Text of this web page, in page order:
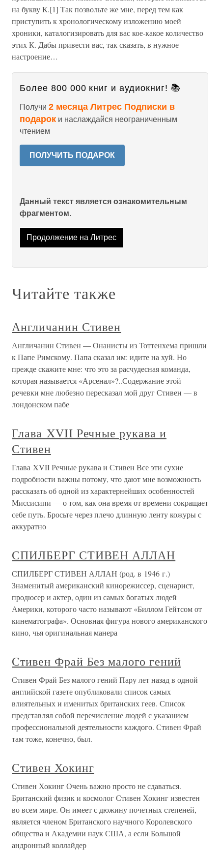
на букву К.[1] Так позвольте же мне, перед тем как
приступить к хронологическому изложению моей
хроники, каталогизировать для вас кое-какое количество
этих К. Дабы привести вас, так сказать, в нужное
настроение…
Более 800 000 книг и аудиокниг! 📚
Получи 2 месяца Литрес Подписки в
подарок и наслаждайся неограниченным
чтением
ПОЛУЧИТЬ ПОДАРОК
Данный текст является ознакомительным
фрагментом.
Продолжение на Литрес
Читайте также
Англичанин Стивен
Англичанин Стивен — Онанисты из Тоттенхема пришли
к Папе Римскому. Папа сказал им: идите на хуй. Но
прежде скажите мне: что это за расчудесная команда,
которая называется «Арсенал»?..Содержание этой
речевки мне любезно пересказал мой друг Стивен — в
лондонском пабе
Глава XVII Речные рукава и
Стивен
Глава XVII Речные рукава и Стивен Все эти сухие
подробности важны потому, что дают мне возможность
рассказать об одной из характернейших особенностей
Миссисипи — о том, как она время от времени сокращает
себе путь. Бросьте через плечо длинную ленту кожуры с
аккуратно
СПИЛБЕРГ СТИВЕН АЛЛАН
СПИЛБЕРГ СТИВЕН АЛЛАН (род. в 1946 г.)
Знаменитый американский кинорежиссер, сценарист,
продюсер и актер, один из самых богатых людей
Америки, которого часто называют «Биллом Гейтсом от
кинематографа». Основная фигура нового американского
кино, чья оригинальная манера
Стивен Фрай Без малого гений
Стивен Фрай Без малого гений Пару лет назад в одной
английской газете опубликовали список самых
влиятельных и именитых британских геев. Список
представлял собой перечисление людей с указанием
профессиональной деятельности каждого. Стивен Фрай
там тоже, конечно, был.
Стивен Хокинг
Стивен Хокинг Очень важно просто не сдаваться.
Британский физик и космолог Стивен Хокинг известен
во всем мире. Он имеет с дюжину почетных степеней,
является членом Британского научного Королевского
общества и Академии наук США, а если Большой
андронный коллайдер